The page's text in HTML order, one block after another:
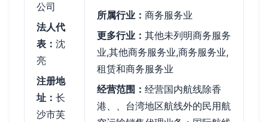
公司
法人代
表： 沈
亮
注册地
址： 长
沙市芙
所属行业： 商务服务业
更多行业： 其他未列明商务服务
业,其他商务服务业,商务服务业,
租赁和商务服务业
经营范围： 经营国内航线除香
港、、台湾地区航线外的民用航